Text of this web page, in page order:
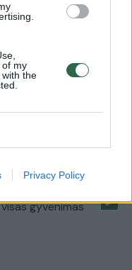
of my
the
Privacy Policy
ir apsilankymas
Tūkstantmečio
gyvenimas